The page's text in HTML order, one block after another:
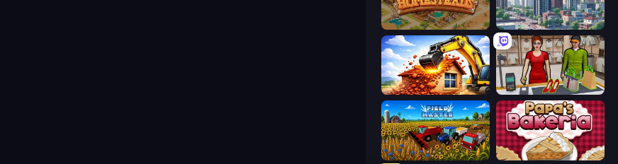
Homesteads: Dream Farm SuperCity 3D
City Constructor Shop Master 3D
Field Master Papa's Bakeria